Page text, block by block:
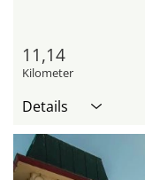
11,14
Kilometer
Details